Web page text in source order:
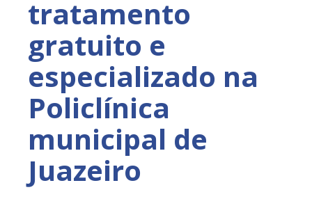
tratamento
gratuito e
especializado na
Policlínica
municipal de
Juazeiro